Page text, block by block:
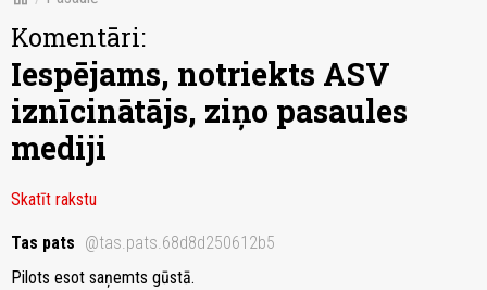
Komentāri:
Iespējams, notriekts ASV
iznīcinātājs, ziņo pasaules
mediji
Skatīt rakstu
Tas pats @tas.pats.68d8d250612b5
Pilots esot saņemts gūstā.